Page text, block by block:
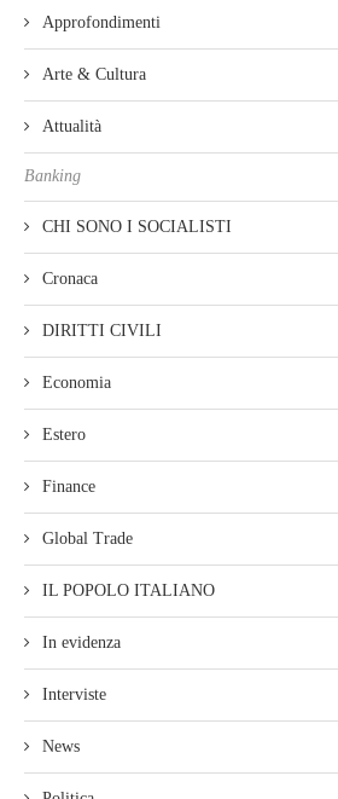
Approfondimenti
Arte & Cultura
Attualità
Banking
CHI SONO I SOCIALISTI
Cronaca
DIRITTI CIVILI
Economia
Estero
Finance
Global Trade
IL POPOLO ITALIANO
In evidenza
Interviste
News